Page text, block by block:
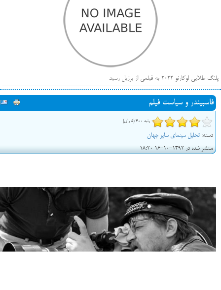
پلنگ طلایی لوکارنو ۲۰۲۲ به فیلمی از برزیل رسید
فهرست فیلم‌های بخش مسابقه جشنواره فیلم ونیز ۲۰۲۲ مشخص شد، سهم پررنگ ایرانی‌ها
بیرون راندن فیلم‌های منتسب به حامیان کرملین از جشنواره کن، راه برای مستقل‌ها باز است
فاسبیندر و سیاست فیلم
رتبه 4.00 (5 رای)
دسته: تحلیل سینمای سایر جهان
منتشر شده در 1392-10-16 18:20